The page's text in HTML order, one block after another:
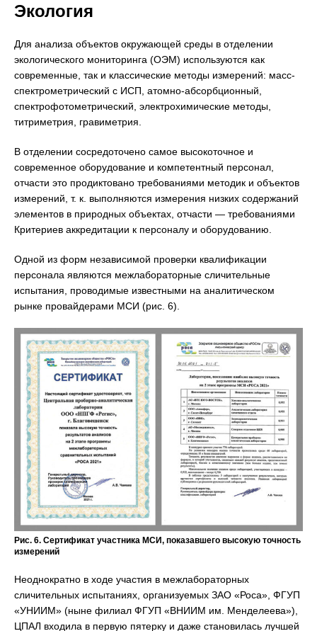
Экология
Для анализа объектов окружающей среды в отделении
экологического мониторинга (ОЭМ) используются как
современные, так и классические методы измерений: масс-
спектрометрический с ИСП, атомно-абсорбционный,
спектрофотометрический, электрохимические методы,
титриметрия, гравиметрия.
В отделении сосредоточено самое высокоточное и
современное оборудование и компетентный персонал,
отчасти это продиктовано требованиями методик и объектов
измерений, т. к. выполняются измерения низких содержаний
элементов в природных объектах, отчасти — требованиями
Критериев аккредитации к персоналу и оборудованию.
Одной из форм независимой проверки квалификации
персонала являются межлабораторные сличительные
испытания, проводимые известными на аналитическом
рынке провайдерами МСИ (рис. 6).
Рис. 6. Сертификат участника МСИ, показавшего высокую точность
измерений
Неоднократно в ходе участия в межлабораторных
сличительных испытаниях, организуемых ЗАО «Роса», ФГУП
«УНИИМ» (ныне филиал ФГУП «ВНИИМ им. Менделеева»),
ЦПАЛ входила в первую пятерку и даже становилась лучшей